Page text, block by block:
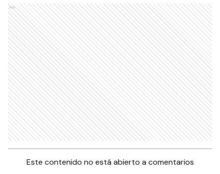
Ads
Este contenido no está abierto a comentarios